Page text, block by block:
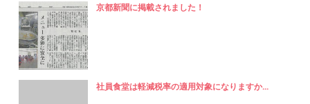
京都新聞に掲載されました！
社員食堂は軽減税率の適用対象になりますか...